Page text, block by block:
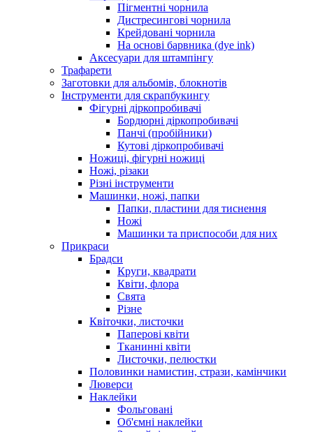
Пігментні чорнила
Дистресингові чорнила
Крейдовані чорнила
На основі барвника (dye ink)
Аксесуари для штампінгу
Трафарети
Заготовки для альбомів, блокнотів
Інструменти для скрапбукингу
Фігурні діркопробивачі
Бордюрні діркопробивачі
Панчі (пробійники)
Кутові діркопробивачі
Ножиці, фігурні ножиці
Ножі, різаки
Різні інструменти
Машинки, ножі, папки
Папки, пластини для тиснення
Ножі
Машинки та приспособи для них
Прикраси
Брадси
Круги, квадрати
Квіти, флора
Свята
Різне
Квіточки, листочки
Паперові квіти
Тканинні квіти
Листочки, пелюстки
Половинки намистин, стрази, камінчики
Люверси
Наклейки
Фольговані
Об'ємні наклейки